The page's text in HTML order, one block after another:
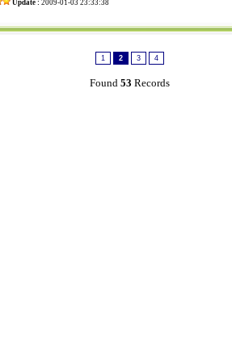
Update : 2009-01-03 23:33:38
1 2 3 4
Found 53 Records